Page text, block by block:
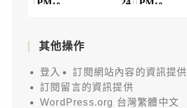
其他操作
登入
訂閱網站內容的資訊提供
訂閱留言的資訊提供
WordPress.org 台灣繁體中文